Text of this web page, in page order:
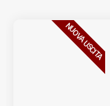
NUOVA USCITA